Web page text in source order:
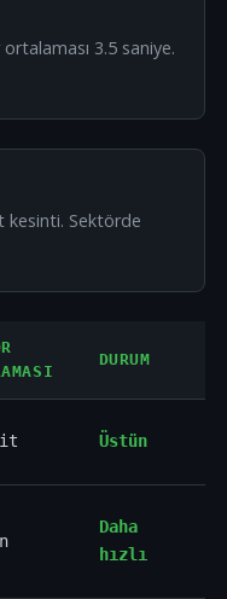
3.5 saniye.
kesinti. Sektörde
DURUM
Üstün
Daha
hızlı